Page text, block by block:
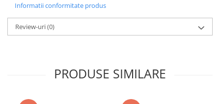
Alte suplimente nutritive
Uniforme si saboti medicali
Saboti medicali
Informatii conformitate produs
Review-uri(0)
PRODUSE SIMILARE